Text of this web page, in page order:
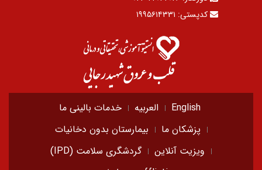
کدپستی: ۱۹۹۵۶۱۴۳۳۱
English العربیه
خدمات بالینی ما
پزشکان ما
بیمارستان بدون دخانیات
ویزیت آنلاین
گردشگری سلامت (IPD)